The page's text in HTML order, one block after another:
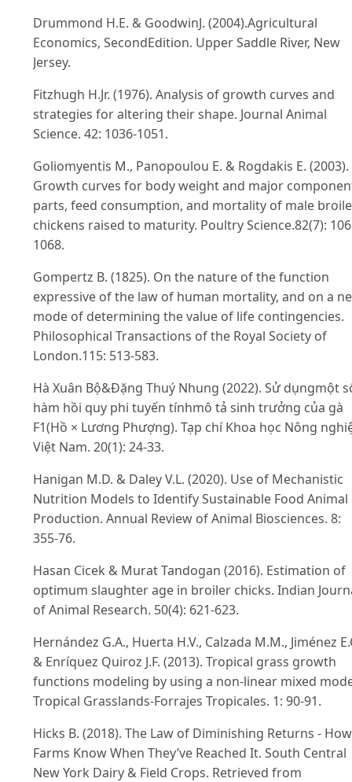
Drummond H.E. & GoodwinJ. (2004).Agricultural
Economics, SecondEdition. Upper Saddle River, New
Jersey.
Fitzhugh H.Jr. (1976). Analysis of growth curves and
strategies for altering their shape. Journal Animal
Science. 42: 1036-1051.
Goliomyentis M., Panopoulou E. & Rogdakis E. (2003).
Growth curves for body weight and major
parts, feed consumption, and mortality of male
chickens raised to maturity. Poultry Science.82(7):
1068.
Gompertz B. (1825). On the nature of the function
expressive of the law of human mortality, and on a
mode of determining the value of life contingencies.
Philosophical Transactions of the Royal Society of
London.115: 513-583.
Hà Xuân Bộ&Đặng Thuý Nhung (2022). Sử dụngmột
hàm hồi quy phi tuyến tínhmô tả sinh trưởng của gà
F1(Hồ × Lương Phượng). Tạp chí Khoa học Nông
Việt Nam. 20(1): 24-33.
Hanigan M.D. & Daley V.L. (2020). Use of Mechanistic
Nutrition Models to Identify Sustainable Food Animal
Production. Annual Review of Animal Biosciences. 8:
355-76.
Hasan Cicek & Murat Tandogan (2016). Estimation of
optimum slaughter age in broiler chicks. Indian
of Animal Research. 50(4): 621-623.
Hernández G.A., Huerta H.V., Calzada M.M., Jiménez
& Enríquez Quiroz J.F. (2013). Tropical grass growth
functions modeling by using a non-linear mixed
Tropical Grasslands-Forrajes Tropicales. 1: 90-91.
Hicks B. (2018). The Law of Diminishing Returns - How
Farms Know When They’ve Reached It. South Central
New York Dairy & Field Crops. Retrieved from